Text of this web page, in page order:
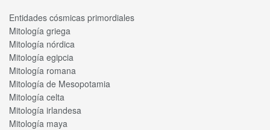
Entidades cósmicas primordiales
Mitología griega
Mitología nórdica
Mitología egipcia
Mitología romana
Mitología de Mesopotamia
Mitología celta
Mitología irlandesa
Mitología maya